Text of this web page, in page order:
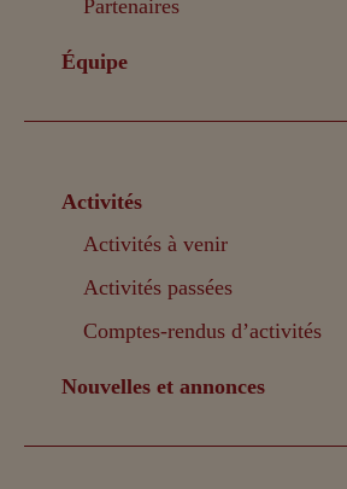
Partenaires
Équipe
Activités
Activités à venir
Activités passées
Comptes-rendus d’activités
Nouvelles et annonces